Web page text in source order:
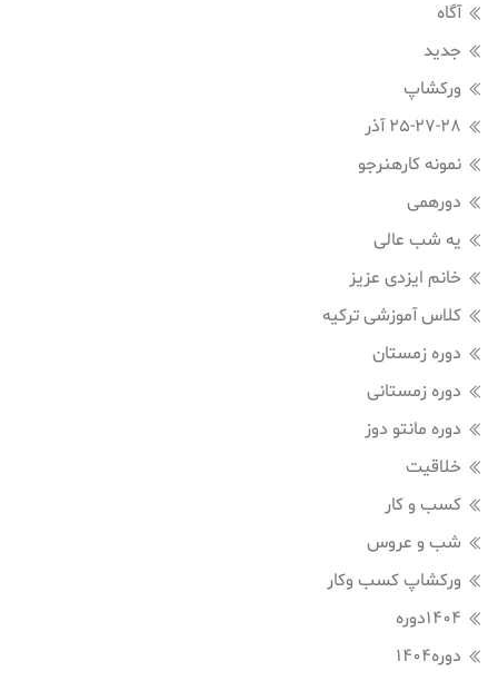
آگاه
جدید
ورکشاپ
25-27-28 آذر
نمونه کارهنرجو
دورهمی
یه شب عالی
خانم ایزدی عزیز
کلاس آموزشی ترکیه
دوره زمستان
دوره زمستانی
دوره مانتو دوز
خلاقیت
کسب و کار
شب و عروس
ورکشاپ کسب وکار
1404دوره
دوره1404